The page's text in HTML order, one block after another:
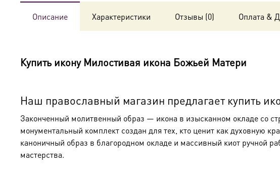
Описание Характеристики Отзывы (0) Оплата &
Купить икону Милостивая икона Божьей Матери
Наш православный магазин предлагает купить
Законченный молитвенный образ — икона в изысканном окладе со
монументальный комплект создан для тех, кто ценит как духовную
каноничный образ в благородном окладе и массивный киот ручной
мастерства.